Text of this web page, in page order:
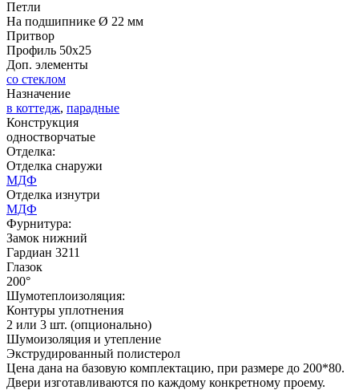
Д-36 С
Д-37 Н
C55
C57 C58
Петли
На подшипнике Ø 22 мм
Притвор
Профиль 50х25
Доп. элементы
со стеклом
Назначение
в коттедж, парадные
Конструкция
одностворчатые
Отделка:
Отделка снаружи
МДФ
Отделка изнутри
МДФ
Фурнитура:
Замок нижний
Гардиан 3211
Глазок
200°
Шумотеплоизоляция:
Контуры уплотнения
2 или 3 шт. (опционально)
Шумоизоляция и утепление
Экструдированный полистерол
Цена дана на базовую комплектацию, при размере до 200*80.
Двери изготавливаются по каждому конкретному проему.